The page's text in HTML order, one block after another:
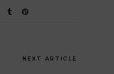
NEXT ARTICLE